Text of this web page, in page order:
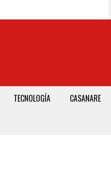
TECNOLOGÍA CASANARE